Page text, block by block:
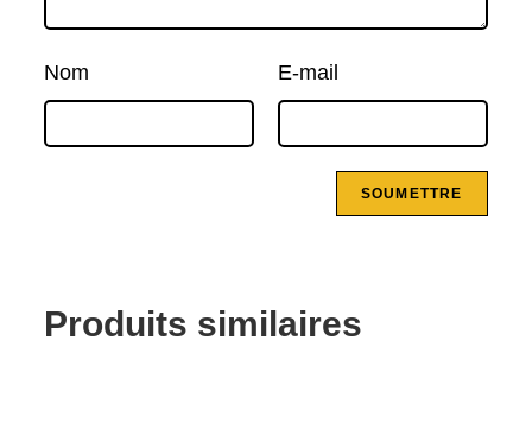
Nom E-mail
Produits similaires